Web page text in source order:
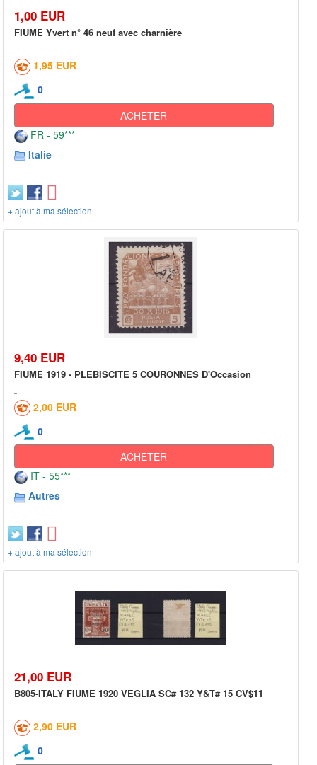
1,00 EUR
FIUME Yvert n° 46 neuf avec charnière
1,95 EUR
0
ACHETER
FR - 59***
Italie
+ ajout à ma sélection
9,40 EUR
FIUME 1919 - PLEBISCITE 5 COURONNES D'Occasion
2,00 EUR
0
ACHETER
IT - 55***
Autres
+ ajout à ma sélection
21,00 EUR
B805-ITALY FIUME 1920 VEGLIA SC# 132 Y&T# 15 CV$11
2,90 EUR
0